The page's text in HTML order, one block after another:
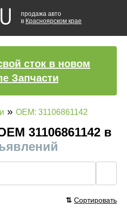
продажа авто
в Красноярском крае
сток в новом
Запчасти
» OEM: 31106861142
31106861142 в
⇅ Сортировать